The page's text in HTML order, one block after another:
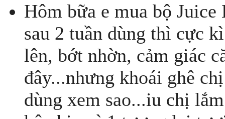
Hôm bữa e mua bộ
sau 2 tuần dùng thì cực
lên, bớt nhờn, cảm giác
đây...nhưng khoái ghê
dùng xem sao...iu chị